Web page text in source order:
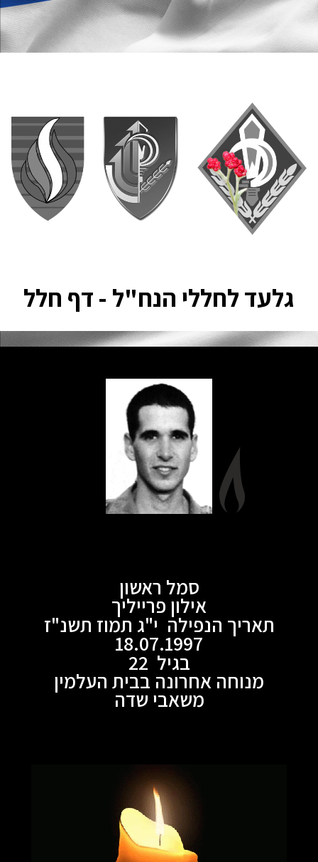
גלעד לחללי הנח"ל - דף חלל
סמל ראשון
אילון פרייליך
תאריך הנפילה י"ג תמוז תשנ"ז
18.07.1997
בגיל 22
מנוחה אחרונה בבית העלמין
משאבי שדה